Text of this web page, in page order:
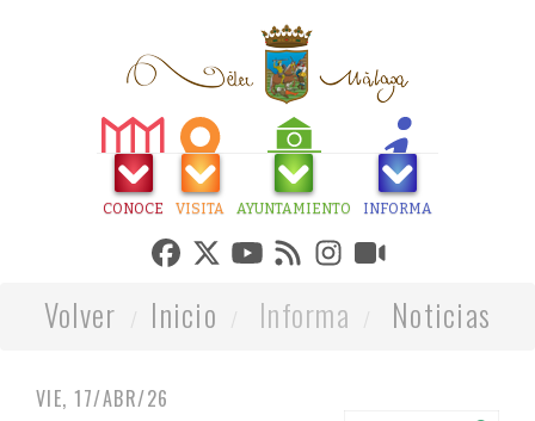
CONOCE VISITA AYUNTAMIENTO INFORMA
Volver Inicio Informa Noticias
VIE, 17/ABR/26